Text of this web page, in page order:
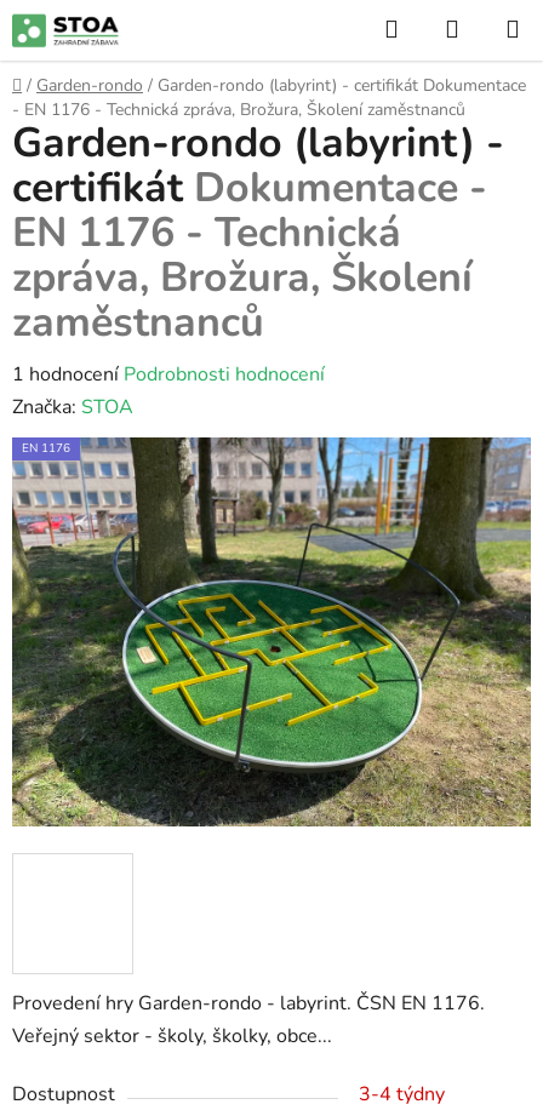
Přejít
na
obsah
Hledat
KOŠÍK
Domů
/ Garden-rondo / Garden-rondo (labyrint) - certifikát Dokumentace
- EN 1176 - Technická zpráva, Brožura, Školení zaměstnanců
Provedení hry Garden-rondo - labyrint. ČSN EN 1176.
Veřejný sektor - školy, školky, obce...
Dostupnost
3-4 týdny
Garden-rondo (labyrint) -
certifikát Dokumentace -
EN 1176 - Technická
zpráva, Brožura, Školení
zaměstnanců
Průměrné
hodnocení
produktu
je
5,0
z
5
hvězdiček.
1 hodnocení Podrobnosti hodnocení
Značka: STOA
EN 1176